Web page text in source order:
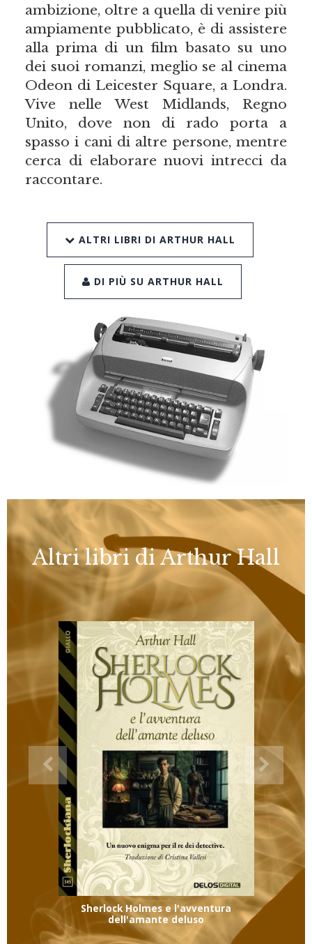
ambizione, oltre a quella di venire più
ampiamente pubblicato, è di assistere
alla prima di un film basato su uno
dei suoi romanzi, meglio se al cinema
Odeon di Leicester Square, a Londra.
Vive nelle West Midlands, Regno
Unito, dove non di rado porta a
spasso i cani di altre persone, mentre
cerca di elaborare nuovi intrecci da
raccontare.
ALTRI LIBRI DI ARTHUR HALL
DI PIÙ SU ARTHUR HALL
Altri libri di Arthur Hall
Sherlock Holmes e l'avventura
dell'amante deluso